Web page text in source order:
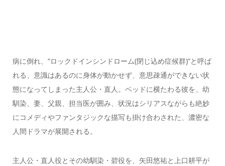
病に倒れ、“ロックドインシンドローム(閉じ込め症候群)”と呼ば
れる、意識はあるのに身体が動かせず、意思疎通ができない状
態になってしまった主人公・直人。ベッドに横たわる彼を、幼
馴染、妻、父親、担当医が囲み、状況はシリアスながらも絶妙
にコメディやファンタジックな描写も掛け合わされた、濃密な
人間ドラマが展開される。
主人公・直人役とその幼馴染・碧役を、矢田悠祐と上口耕平が